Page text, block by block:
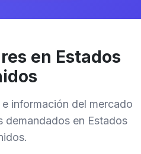
en Estados
información del mercado
demandados en Estados